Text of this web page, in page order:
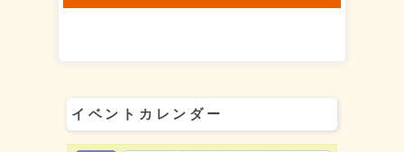
イベントカレンダー